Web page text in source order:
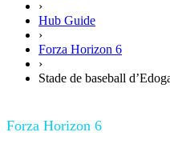
›
Hub Guide
›
Forza Horizon 6
›
Stade de baseball
Forza Horizon 6